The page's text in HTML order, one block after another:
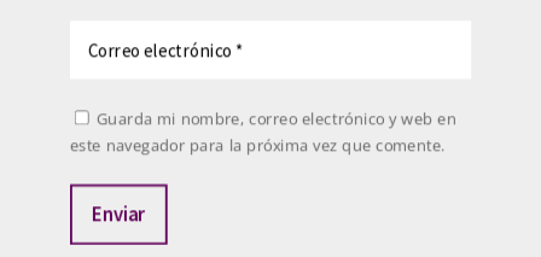
Guarda mi nombre, correo electrónico y web en
este navegador para la próxima vez que comente.
Enviar